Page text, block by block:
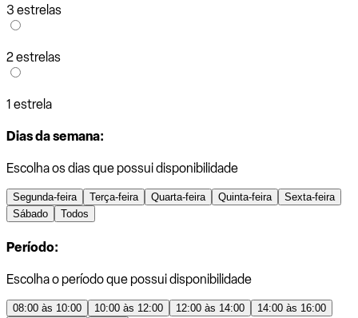
3 estrelas
2 estrelas
1 estrela
Dias da semana:
Escolha os dias que possui disponibilidade
Segunda-feira Terça-feira Quarta-feira Quinta-feira
Sexta-feira
Sábado
Todos
Período:
Escolha o período que possui disponibilidade
08:00 às 10:00 10:00 às 12:00 12:00 às 14:00
14:00 às 16:00